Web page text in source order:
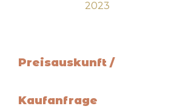
2023
Preisauskunft /
Kaufanfrage